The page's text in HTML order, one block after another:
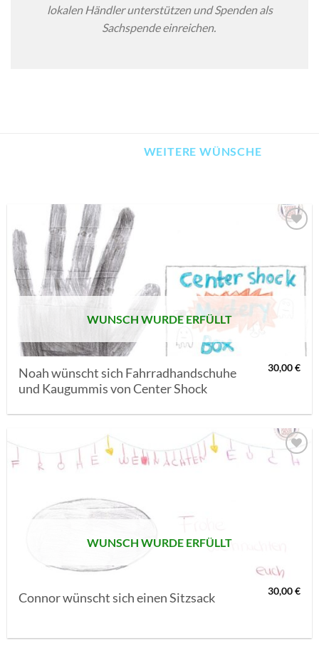
lokalen Händler unterstützen und Spenden als
Sachspende einreichen.
WEITERE WÜNSCHE
SETZEN
WUNSCH WURDE ERFÜLLT
Noah wünscht sich Fahrradhandschuhe
und Kaugummis von Center Shock
30,00€
AUF MEINE
WUNSCH WURDE ERFÜLLT
Connor wünscht sich einen Sitzsack 30,00€